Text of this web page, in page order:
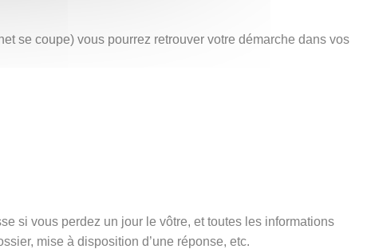
se coupe) vous pourrez retrouver votre démarche dans vos
si vous perdez un jour le vôtre, et toutes les informations
mise à disposition d’une réponse, etc.